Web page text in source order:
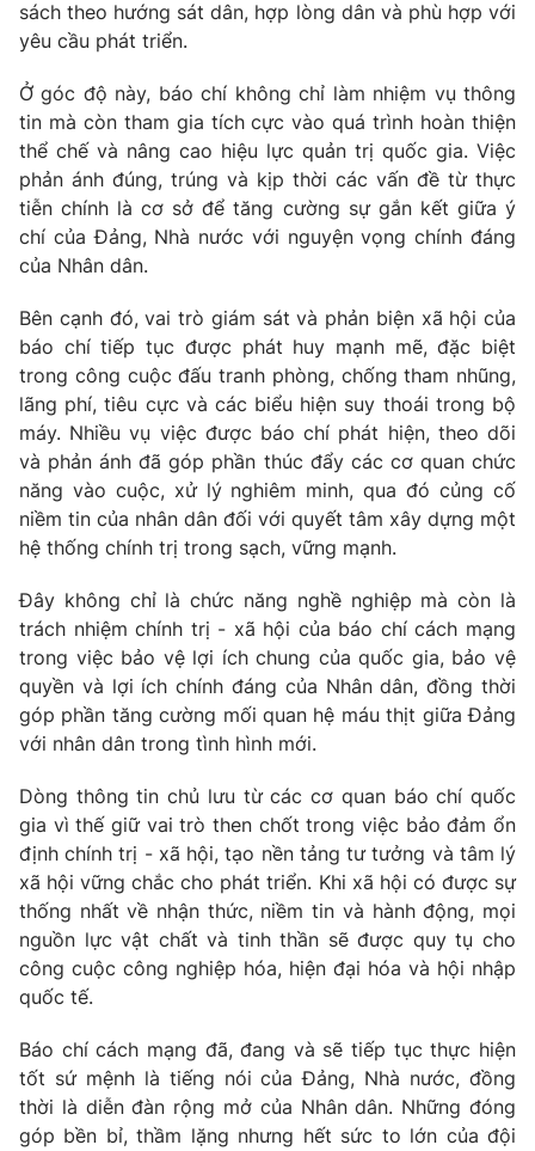
sách theo hướng sát dân, hợp lòng dân và phù hợp với
yêu cầu phát triển.
Ở góc độ này, báo chí không chỉ làm nhiệm vụ thông
tin mà còn tham gia tích cực vào quá trình hoàn thiện
thể chế và nâng cao hiệu lực quản trị quốc gia. Việc
phản ánh đúng, trúng và kịp thời các vấn đề từ thực
tiễn chính là cơ sở để tăng cường sự gắn kết giữa ý
chí của Đảng, Nhà nước với nguyện vọng chính đáng
của Nhân dân.
Bên cạnh đó, vai trò giám sát và phản biện xã hội của
báo chí tiếp tục được phát huy mạnh mẽ, đặc biệt
trong công cuộc đấu tranh phòng, chống tham nhũng,
lãng phí, tiêu cực và các biểu hiện suy thoái trong bộ
máy. Nhiều vụ việc được báo chí phát hiện, theo dõi
và phản ánh đã góp phần thúc đẩy các cơ quan chức
năng vào cuộc, xử lý nghiêm minh, qua đó củng cố
niềm tin của nhân dân đối với quyết tâm xây dựng một
hệ thống chính trị trong sạch, vững mạnh.
Đây không chỉ là chức năng nghề nghiệp mà còn là
trách nhiệm chính trị - xã hội của báo chí cách mạng
trong việc bảo vệ lợi ích chung của quốc gia, bảo vệ
quyền và lợi ích chính đáng của Nhân dân, đồng thời
góp phần tăng cường mối quan hệ máu thịt giữa Đảng
với nhân dân trong tình hình mới.
Dòng thông tin chủ lưu từ các cơ quan báo chí quốc
gia vì thế giữ vai trò then chốt trong việc bảo đảm ổn
định chính trị -xã hội, tạo nền tảng tư tưởng và tâm lý
xã hội vững chắc cho phát triển. Khi xã hội có được sự
thống nhất về nhận thức, niềm tin và hành động, mọi
nguồn lực vật chất và tinh thần sẽ được quy tụ cho
công cuộc công nghiệp hóa, hiện đại hóa và hội nhập
quốc tế.
Báo chí cách mạng đã, đang và sẽ tiếp tục thực hiện
tốt sứ mệnh là tiếng nói của Đảng, Nhà nước, đồng
thời là diễn đàn rộng mở của Nhân dân. Những đóng
góp bền bỉ, thầm lặng nhưng hết sức to lớn của đội